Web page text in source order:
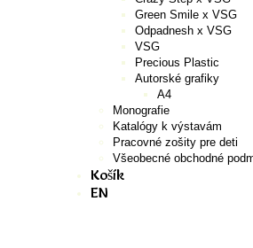
Green Smile x VSG
Odpadnesh x VSG
VSG
Precious Plastic
Autorské grafiky
A4
Monografie
Katalógy k výstavám
Pracovné zošity pre deti
Všeobecné obchodné
Košík
EN